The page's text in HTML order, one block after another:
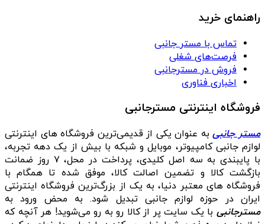
راهنمای خرید
تماس با مستر جانبی
فرصت‌های شغلی
فروش در مسترجانبی
اخباری فناوری
فروشگاه اینترنتی مسترجانبی
مستر جانبیبه عنوان یکی از قدیمی‌ترین فروشگاه های اینترنتی
لوازم جانبی کامپیوتر، موبایل و شبکه با بیش از یک دهه تجربه،
با پایبندی به سه اصل کلیدی، پرداخت در محل، ۷ روز ضمانت
بازگشت کالا و تضمین اصالت کالا، موفق شده تا همگام با
فروشگاه‌ های معتبر دنیا، به یک از بزرگ‌ترین فروشگاه اینترنتی
ایران در حوزه لوازم جانبی تبدیل شود. به محض ورود به
مسترجانبی با یک سایت پر از کالا رو به رو می‌شوید! هر آنچه که